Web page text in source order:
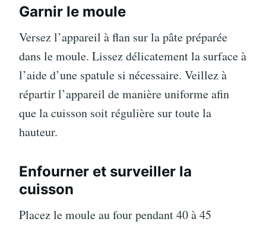
Garnir le moule
Versez l’appareil à flan sur la pâte préparée
dans le moule. Lissez délicatement la surface à
l’aide d’une spatule si nécessaire. Veillez à
répartir l’appareil de manière uniforme afin
que la cuisson soit régulière sur toute la
hauteur.
Enfourner et surveiller la
cuisson
Placez le moule au four pendant 40 à 45